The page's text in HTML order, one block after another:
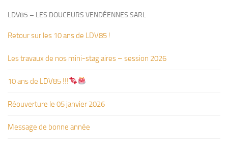
LDV85 – LES DOUCEURS VENDÉENNES SARL
Retour sur les 10 ans de LDV85 !
Les travaux de nos mini-stagiaires – session 2026 ‍‍‍‍‍
10 ans de LDV85 !!!
Réouverture le 05 janvier 2026
Message de bonne année